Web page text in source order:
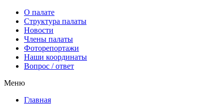
О палате
Структура палаты
Новости
Члены палаты
Фоторепортажи
Наши координаты
Вопрос / ответ
Меню
Главная